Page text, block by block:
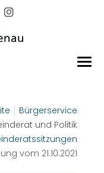
Bürgerservice
und Politik
vom 21.10.2021